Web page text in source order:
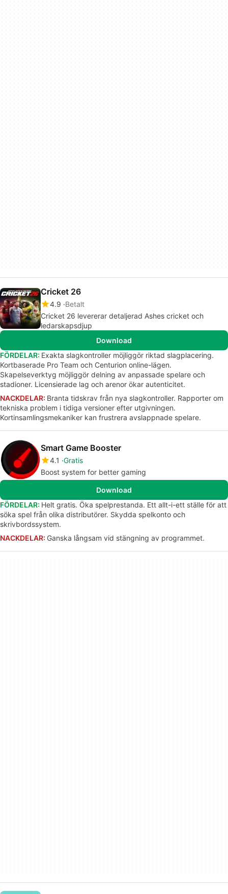
Cricket 26
4.9 Betalt
Cricket 26 levererar detaljerad Ashes cricket och
ledarskapsdjup
Download
FÖRDELAR: Exakta slagkontroller möjliggör riktad slagplacering.
Kortbaserade Pro Team och Centurion online-lägen.
Skapelseverktyg möjliggör delning av anpassade spelare och
stadioner. Licensierade lag och arenor ökar autenticitet.
NACKDELAR: Branta tidskrav från nya slagkontroller. Rapporter om
tekniska problem i tidiga versioner efter utgivningen.
Kortinsamlingsmekaniker kan frustrera avslappnade spelare.
Smart Game Booster
4.1 Gratis
Boost system for better gaming
Download
FÖRDELAR: Helt gratis. Öka spelprestanda. Ett allt-i-ett ställe för att
söka spel från olika distributörer. Skydda spelkonto och
skrivbordssystem.
NACKDELAR: Ganska långsam vid stängning av programmet.